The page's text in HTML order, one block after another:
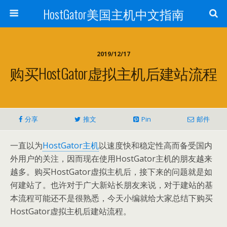
HostGator美国主机中文指南
2019/12/17
购买HostGator虚拟主机后建站流程
分享 推文 Pin 邮件
一直以为HostGator主机以速度快和稳定性高而备受国内
外用户的关注，因而现在使用HostGator主机的朋友越来
越多。购买HostGator虚拟主机后，接下来的问题就是如
何建站了。也许对于广大新站长朋友来说，对于建站的基
本流程可能还不是很熟悉，今天小编就给大家总结下购买
HostGator虚拟主机后建站流程。